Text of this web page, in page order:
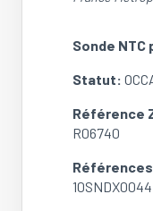
Sonde NTC
Statut:
Référence
R06740
10SNDX0044